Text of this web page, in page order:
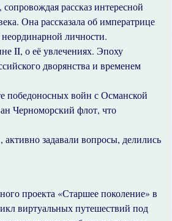
рассказ интересной
Она рассказала об императрице
неординарной личности.
II, о её увлечениях. Эпоху
дворянства и временем
победоносных войн с Османской
Черноморский флот, что
задавали вопросы, делились
проекта «Старшее поколение» в
виртуальных путешествий под